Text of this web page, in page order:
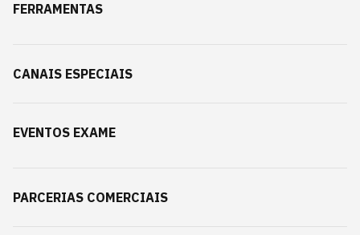
FERRAMENTAS
CANAIS ESPECIAIS
EVENTOS EXAME
PARCERIAS COMERCIAIS